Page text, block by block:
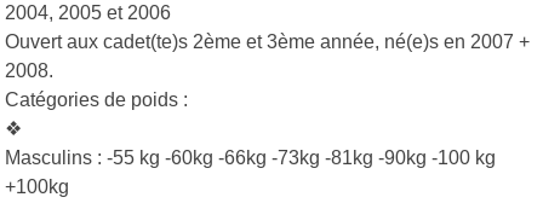
2004, 2005 et 2006
Ouvert aux cadet(te)s 2ème et 3ème année, né(e)s en 2007 +
2008.
Catégories de poids :
❖
Masculins : -55 kg -60kg -66kg -73kg -81kg -90kg -100 kg
+100kg